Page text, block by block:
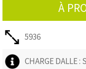
À
5936
CHARGE DALLE :